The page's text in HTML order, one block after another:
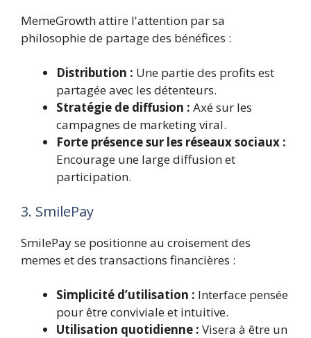
MemeGrowth attire l'attention par sa
philosophie de partage des bénéfices :
Distribution : Une partie des profits est
partagée avec les détenteurs.
Stratégie de diffusion : Axé sur les
campagnes de marketing viral.
Forte présence sur les réseaux sociaux :
Encourage une large diffusion et
participation.
3. SmilePay
SmilePay se positionne au croisement des
memes et des transactions financières :
Simplicité d’utilisation : Interface pensée
pour être conviviale et intuitive.
Utilisation quotidienne : Visera à être un